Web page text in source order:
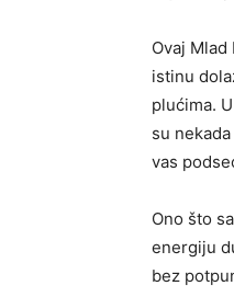
Ovaj
istinu
plućima.
su
vas
Ono što
energiju
bez